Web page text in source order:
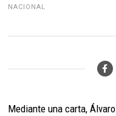
NACIONAL
Mediante una carta,